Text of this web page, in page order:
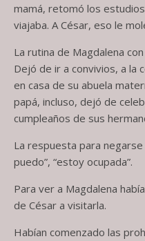
mamá, retomó los
viajaba. A César, eso le
La rutina de Magdalena
Dejó de ir a convivios, a la
en casa de su abuela
papá, incluso, dejó de
cumpleaños de sus
La respuesta para
puedo”, “estoy ocupada”.
Para ver a Magdalena
de César a visitarla.
Habían comenzado las